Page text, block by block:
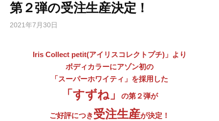
第２弾の受注生産決定！
2021年7月30日
Iris Collect petit(アイリスコレクトプチ)」より
ボディカラーにアゾン初の
「スーパーホワイティ」を採用した
「すずね」 の第２弾が
ご好評につき受注生産が決定！